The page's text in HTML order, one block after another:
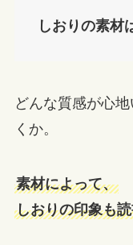
しおりの素材
どんな質感が心
くか。
素材によって、
しおりの印象も